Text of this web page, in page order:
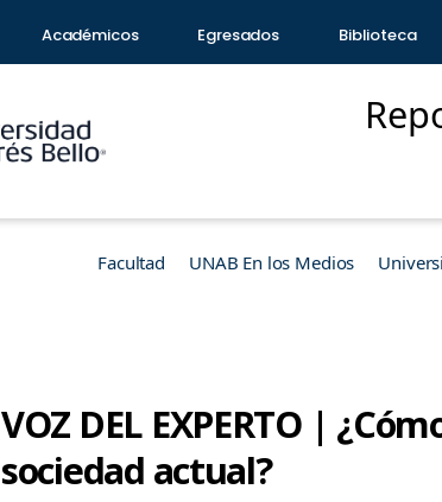
Académicos Egresados Biblioteca
Facultad UNAB En los Medios
VOZ DEL EXPERTO |
sociedad actual?